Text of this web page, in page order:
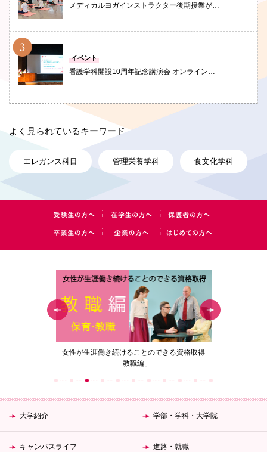
メディカルヨガインストラクター後期授業が…
イベント
看護学科開設10周年記念講演会 オンライン…
よく見られているキーワード
エレガンス科目 管理栄養学科 食文化学科
女性が生涯働き続けることのできる資格取得
「教職編」
大学紹介 学部・学科・大学院
キャンパスライフ 進路・就職